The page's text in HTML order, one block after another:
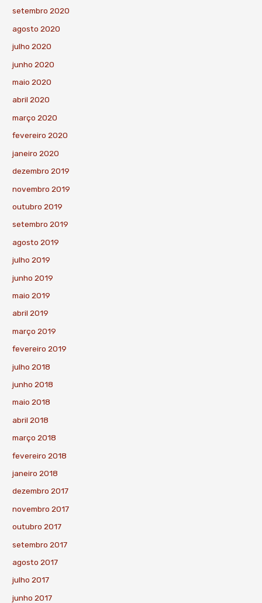
setembro 2020
agosto 2020
julho 2020
junho 2020
maio 2020
abril 2020
março 2020
fevereiro 2020
janeiro 2020
dezembro 2019
novembro 2019
outubro 2019
setembro 2019
agosto 2019
julho 2019
junho 2019
maio 2019
abril 2019
março 2019
fevereiro 2019
julho 2018
junho 2018
maio 2018
abril 2018
março 2018
fevereiro 2018
janeiro 2018
dezembro 2017
novembro 2017
outubro 2017
setembro 2017
agosto 2017
julho 2017
junho 2017